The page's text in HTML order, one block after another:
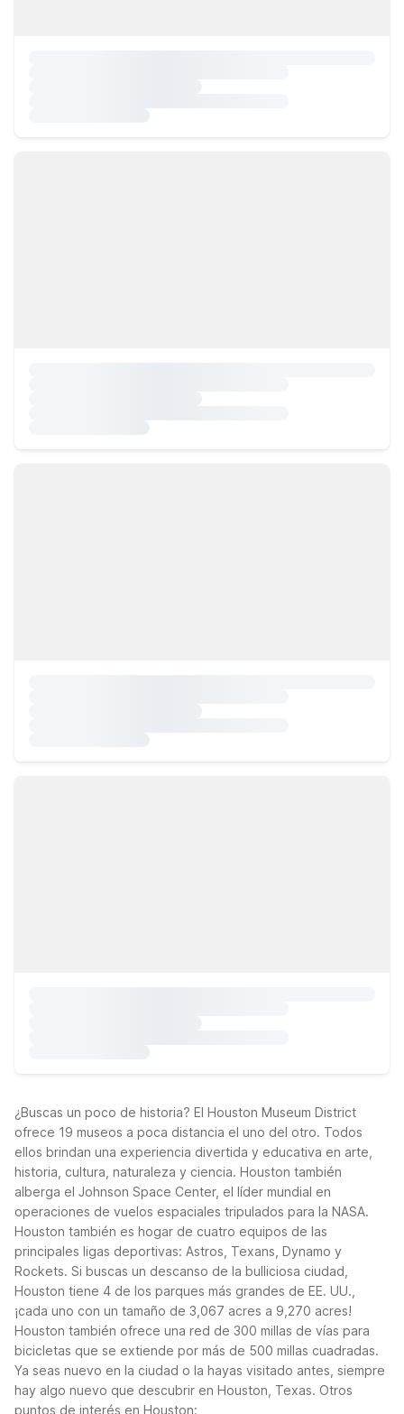
¿Buscas un poco de historia? El Houston Museum District
ofrece 19 museos a poca distancia el uno del otro. Todos
ellos brindan una experiencia divertida y educativa en arte,
historia, cultura, naturaleza y ciencia. Houston también
alberga el Johnson Space Center, el líder mundial en
operaciones de vuelos espaciales tripulados para la NASA.
Houston también es hogar de cuatro equipos de las
principales ligas deportivas: Astros, Texans, Dynamo y
Rockets. Si buscas un descanso de la bulliciosa ciudad,
Houston tiene 4 de los parques más grandes de EE. UU.,
¡cada uno con un tamaño de 3,067 acres a 9,270 acres!
Houston también ofrece una red de 300 millas de vías para
bicicletas que se extiende por más de 500 millas cuadradas.
Ya seas nuevo en la ciudad o la hayas visitado antes, siempre
hay algo nuevo que descubrir en Houston, Texas. Otros
puntos de interés en Houston: